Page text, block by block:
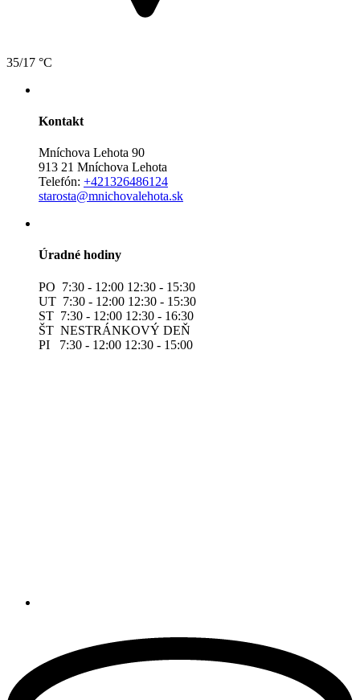
35/17 °C
Kontakt
Mníchova Lehota 90
913 21 Mníchova Lehota
Telefón: +421326486124
starosta@mnichovalehota.sk
Úradné hodiny
PO 7:30 - 12:00 12:30 - 15:30
UT 7:30 - 12:00 12:30 - 15:30
ST 7:30 - 12:00 12:30 - 16:30
ŠT NESTRÁNKOVÝ DEŇ
PI 7:30 - 12:00 12:30 - 15:00